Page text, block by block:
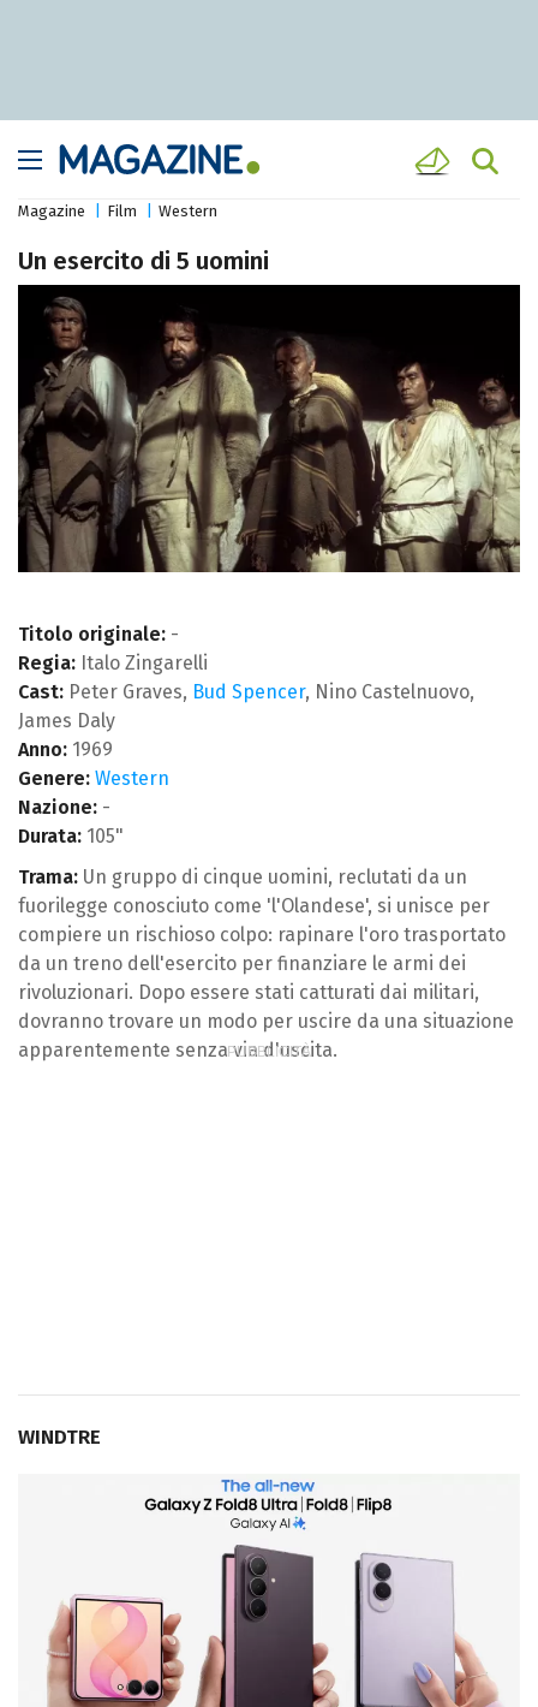
Magazine Film Western
Un esercito di 5 uomini
Titolo originale: -
Regia: Italo Zingarelli
Cast: Peter Graves, Bud Spencer, Nino Castelnuovo,
James Daly
Anno: 1969
Genere: Western
Nazione: -
Durata: 105"
Trama: Un gruppo di cinque uomini, reclutati da un
fuorilegge conosciuto come 'l'Olandese', si unisce per
compiere un rischioso colpo: rapinare l'oro trasportato
da un treno dell'esercito per finanziare le armi dei
rivoluzionari. Dopo essere stati catturati dai militari,
dovranno trovare un modo per uscire da una situazione
apparentemente senza via d'uscita.
WINDTRE